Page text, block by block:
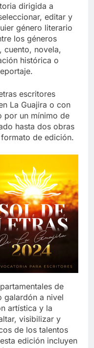
dirigida a
editar y
género literario
los géneros
cuento, novela,
histórica o
escritores
La Guajira o con
por un mínimo de
hasta dos obras
de edición.
de
galardón a nivel
artística y la
visibilizar y
de los talentos
edición incluyen